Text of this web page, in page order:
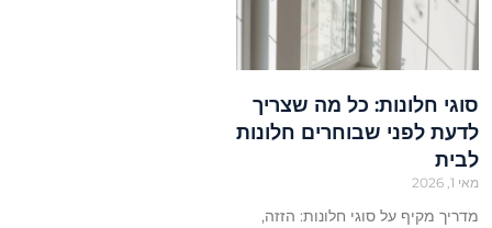
סוגי חלונות: כל מה שצריך
לדעת לפני שבוחרים חלונות
לבית
מאי 1, 2026
מדריך מקיף על סוגי חלונות: הזזה,